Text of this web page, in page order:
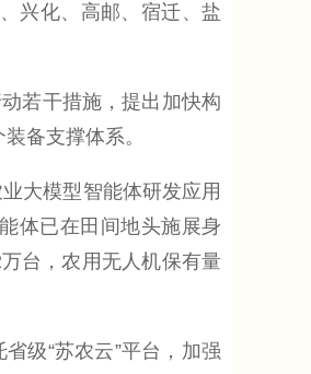
兴化、高邮、宿迁、盐
若干措施，提出加快构
备支撑体系。
大模型智能体研发应用
能体已在田间地头施展身
台，农用无人机保有量
级“苏农云”平台，加强